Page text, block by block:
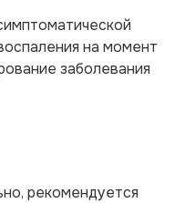
на момент
заболевания
рекомендуется